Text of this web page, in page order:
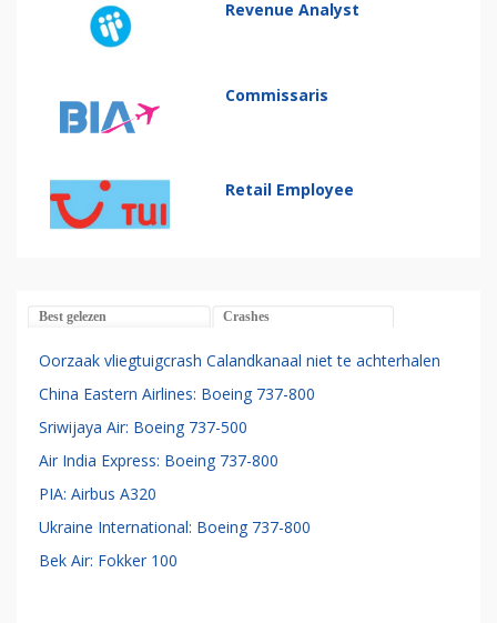
Revenue Analyst
Commissaris
Retail Employee
Best gelezen Crashes
Oorzaak vliegtuigcrash Calandkanaal niet te achterhalen
China Eastern Airlines: Boeing 737-800
Sriwijaya Air: Boeing 737-500
Air India Express: Boeing 737-800
PIA: Airbus A320
Ukraine International: Boeing 737-800
Bek Air: Fokker 100